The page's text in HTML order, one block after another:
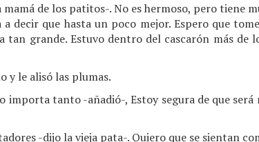
de los patitos-. No es hermoso, pero tiene
decir que hasta un poco mejor. Espero que
tan grande. Estuvo dentro del cascarón más de
y le alisó las plumas.
importa tanto -añadió-, Estoy segura de que
-dijo la vieja pata-. Quiero que se sientan